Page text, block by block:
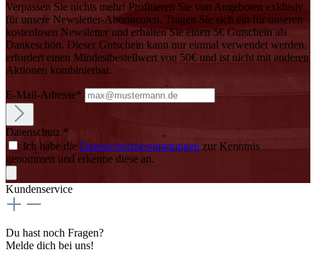
Verpassen Sie nichts mehr! Profitieren Sie von Angeboten exklusiv
für unsere Newsletter-Abonnenten. Tragen Sie sich ein für unseren
kostenlosen Newsletter und erhalten Sie einen 5€ Gutschein als
Dankeschön. Dieser Gutschein kann nur einmal verwendet werden,
erfordert einen Mindestbestellwert von 50€ und ist nicht mit anderen
Aktionen kombinierbar.
E-Mail-Adresse*
Datenschutz *
Ich habe die Datenschutzbestimmungen zur Kenntnis
genommen und erkenne diese an.
Kundenservice
Du hast noch Fragen?
Melde dich bei uns!